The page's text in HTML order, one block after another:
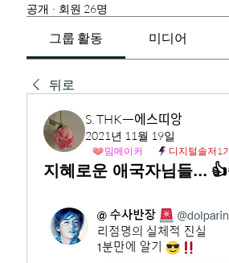
공개 · 회원 26명
그룹 활동 미디어
뒤로
S. THKᅳ에스띠앙
2021년 11월 19일
밈메이커 디지털솔저1
지혜로운 애국자님들...